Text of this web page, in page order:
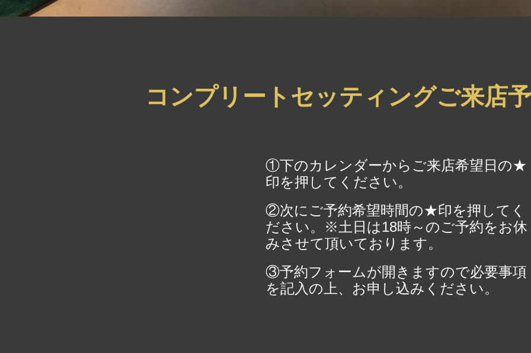
コンプリートセッティングご来店
①下のカレンダーからご来店希望日の★
印を押してください。
②次にご予約希望時間の★印を押してく
ださい。※土日は18時～のご予約をお休
みさせて頂いております。
③予約フォームが開きますので必要事項
を記入の上、お申し込みください。